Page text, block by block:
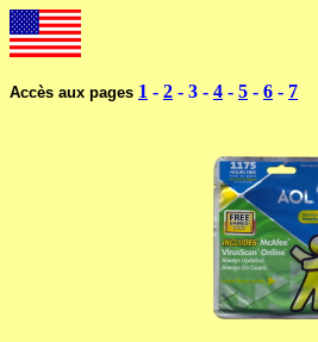
Accès aux pages 1 - 2 - 3 - 4 - 5 - 6 - 7